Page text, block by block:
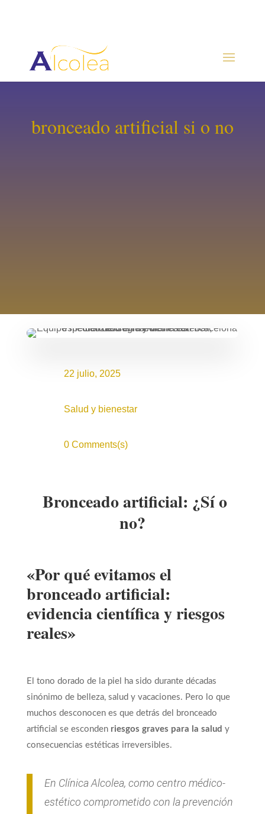
bronceado artificial si o no
22 julio, 2025
Salud y bienestar
0 Comments(s)
Bronceado artificial: ¿Sí o
no?
«Por qué evitamos el
bronceado artificial:
evidencia científica y riesgos
reales»
El tono dorado de la piel ha sido durante décadas
sinónimo de belleza, salud y vacaciones. Pero lo que
muchos desconocen es que detrás del bronceado
artificial se esconden riesgos graves para la salud y
consecuencias estéticas irreversibles.
En Clínica Alcolea, como centro médico-
estético comprometido con la prevención